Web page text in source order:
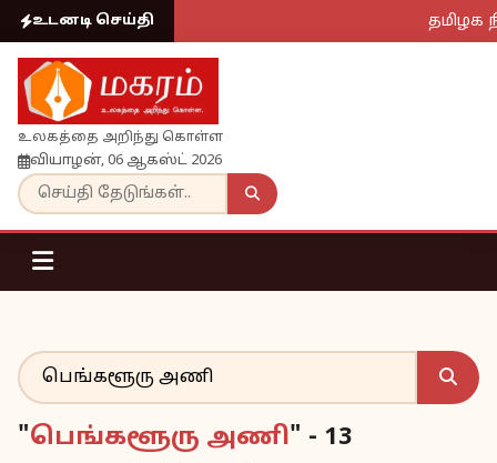
உடனடி செய்தி தமிழக
உலகத்தை அறிந்து கொள்ள
வியாழன், 06 ஆகஸ்ட் 2026
"பெங்களூரு அணி" - 13